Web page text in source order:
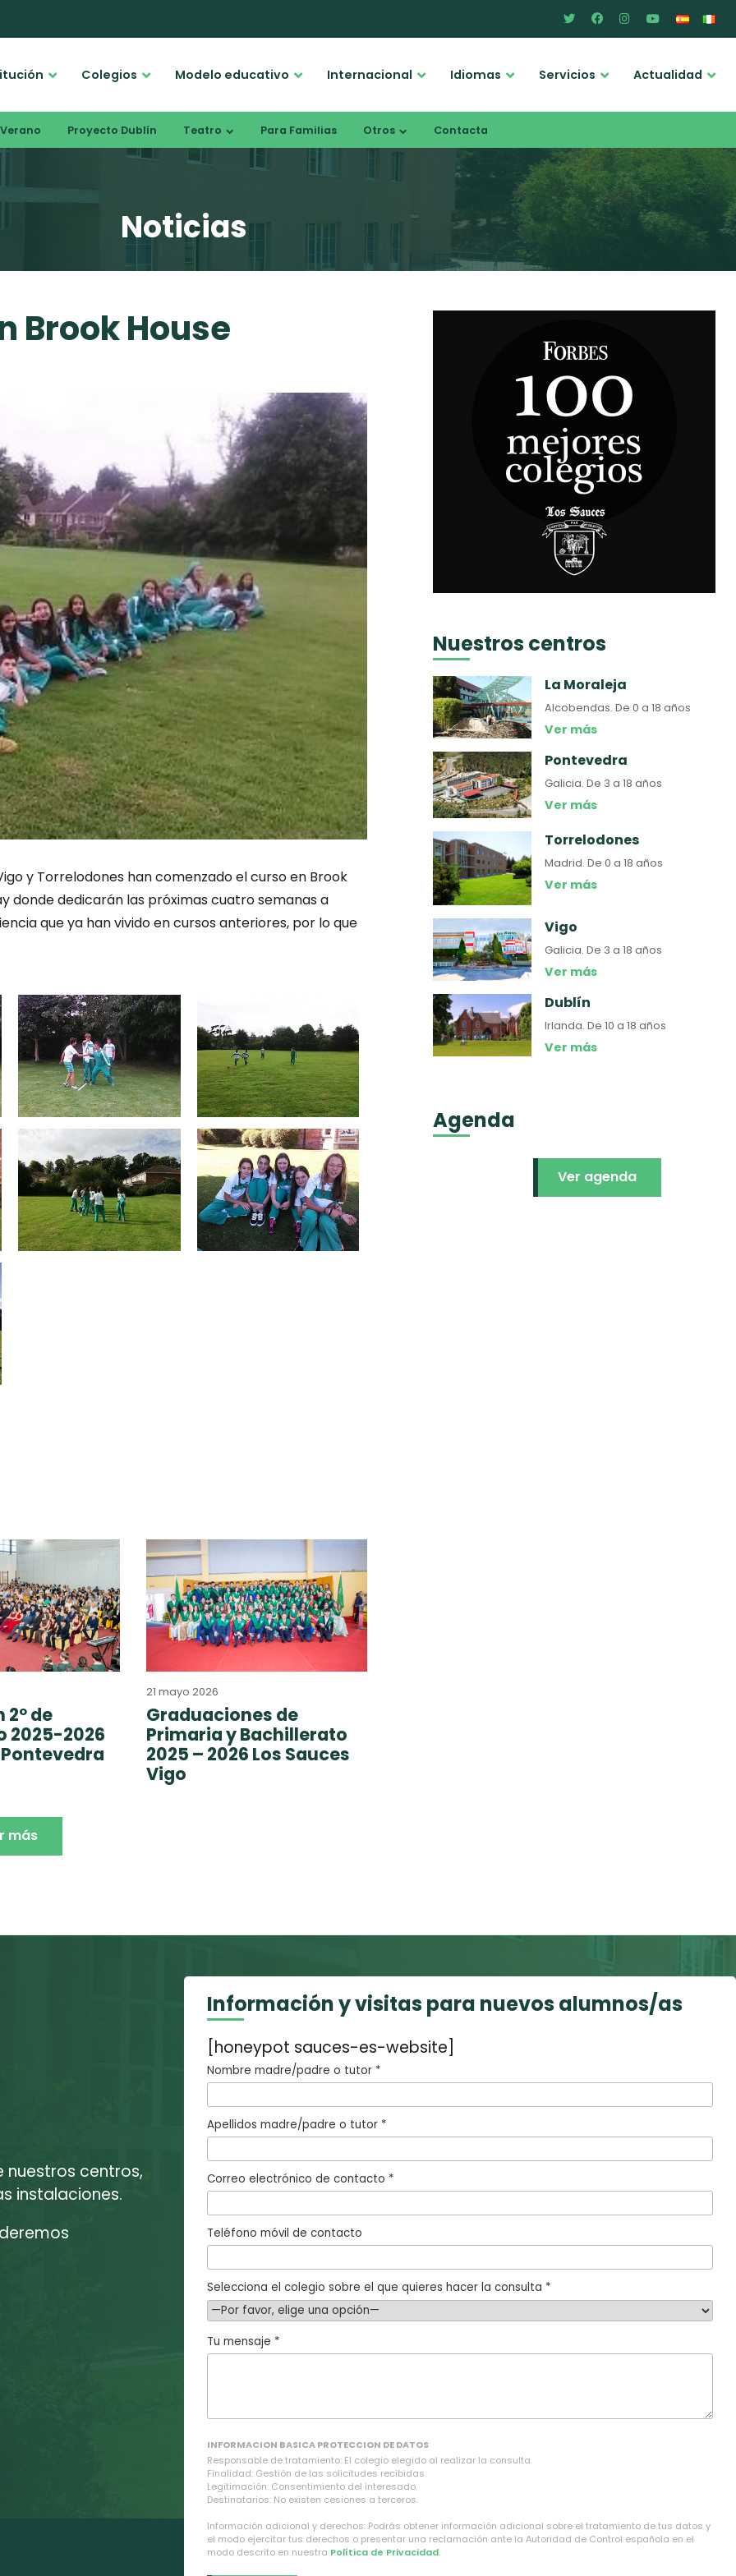
Colegios Modelo educativo Internacional Idiomas Servicios Actualidad
Proyecto Dublín Teatro Para Familias Otros Contacta
Noticias
Brook House
y Torrelodones han comenzado el curso en Brook
donde dedicarán las próximas cuatro semanas a
que ya han vivido en cursos anteriores, por lo que
de
2025-2026
21 mayo 2026
Graduaciones de
Primaria y Bachillerato
2025 – 2026 Los Sauces
Vigo
más
Nuestros centros
La Moraleja
Alcobendas.De 0 a 18 años
Ver más
Pontevedra
Galicia.De 3 a 18 años
Ver más
Torrelodones
Madrid.De 0 a 18 años
Ver más
Vigo
Galicia.De 3 a 18 años
Ver más
Dublín
Irlanda.De 10 a 18 años
Ver más
Agenda
Ver agenda
nuestros centros,
instalaciones.
Información y visitas para nuevos alumnos/as
[honeypot sauces-es-website]
Nombre madre/padre o tutor *
Apellidos madre/padre o tutor *
Correo electrónico de contacto *
Teléfono móvil de contacto
Selecciona el colegio sobre el que quieres hacer la consulta *
Tu mensaje *
INFORMACION BASICA PROTECCION DE DATOS
Responsable de tratamiento: El colegio elegido al realizar la consulta.
Finalidad: Gestión de las solicitudes recibidas.
Legitimación: Consentimiento del interesado.
Destinatarios: No existen cesiones a terceros.
Información adicional y derechos: Podrás obtener información adicional sobre el tratamiento de tus datos y
el modo ejercitar tus derechos o presentar una reclamación ante la Autoridad de Control española en el
modo descrito en nuestra Política de Privacidad.